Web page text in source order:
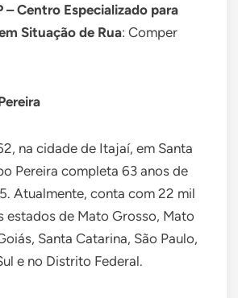
– Centro Especializado para
Situação de Rua: Comper
na cidade de Itajaí, em Santa
Pereira completa 63 anos de
Atualmente, conta com 22 mil
estados de Mato Grosso, Mato
Santa Catarina, São Paulo,
e no Distrito Federal.